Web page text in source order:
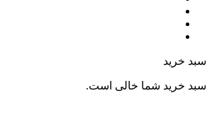
شما خالی است.